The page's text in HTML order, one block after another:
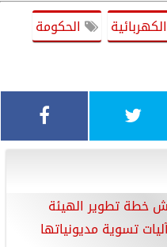
الحكومة
خطة تطوير الهيئة
تسوية مديونياتها